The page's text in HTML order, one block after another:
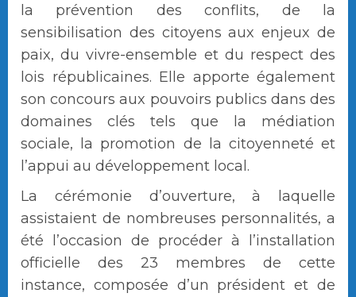
la prévention des conflits, de la
sensibilisation des citoyens aux enjeux de
paix, du vivre-ensemble et du respect des
lois républicaines. Elle apporte également
son concours aux pouvoirs publics dans des
domaines clés tels que la médiation
sociale, la promotion de la citoyenneté et
l’appui au développement local.
La cérémonie d’ouverture, à laquelle
assistaient de nombreuses personnalités, a
été l’occasion de procéder à l’installation
officielle des 23 membres de cette
instance, composée d’un président et de